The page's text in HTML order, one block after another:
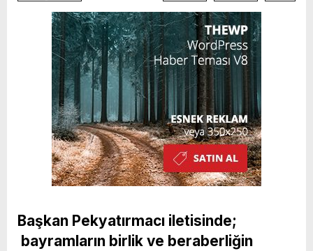
Başkan Pekyatırmacı iletisinde;
bayramların birlik ve beraberliğin